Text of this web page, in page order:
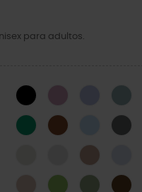
para adultos.
Black HydrangeaMystic Purple
Pond
Green IvyCognac Blue FrostSlate
Atmosphere
Latte
Kiwi Moss-XCoffee